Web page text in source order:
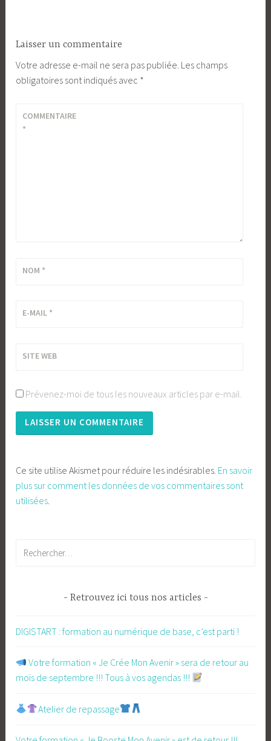
Laisser un commentaire
Votre adresse e-mail ne sera pas publiée. Les champs
obligatoires sont indiqués avec *
COMMENTAIRE
*
NOM *
E-MAIL *
SITE WEB
Prévenez-moi de tous les nouveaux articles par e-mail.
Ce site utilise Akismet pour réduire les indésirables. En savoir
plus sur comment les données de vos commentaires sont
utilisées
Retrouvez ici tous nos articles
DIGISTART : formation au numérique de base, c’est parti !
​ Votre formation « Je Crée Mon Avenir » sera de retour au
mois de septembre !!! Tous à vos agendas !!!
Atelier de repassage​